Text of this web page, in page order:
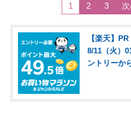
1 2 3
【楽天】
8/11（火）
ントリーか